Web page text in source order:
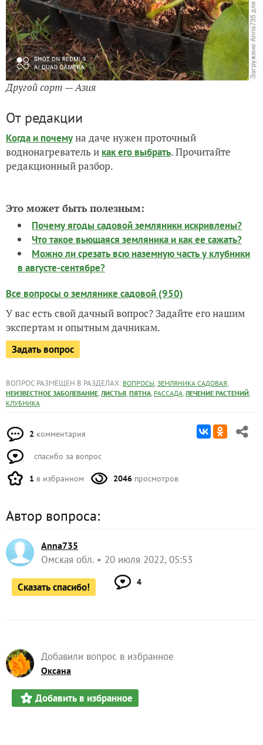
Другой сорт — Азия
От редакции
Когда и почемуна даче нужен проточный
воднонагреватель и как его выбрать. Прочитайте
редакционный разбор.
Это может быть полезным:
Почему ягоды садовой земляники искривлены?
Что такое вьющаяся земляника и как ее сажать?
Можно ли срезать всю наземную часть у клубники
в августе-сентябре?
Все вопросы о землянике садовой (950)
У вас есть свой дачный вопрос? Задайте его нашим
экспертам и опытным дачникам.
Задать вопрос
ВОПРОС РАЗМЕЩЕН В РАЗДЕЛАХ: ВОПРОСЫ, ЗЕМЛЯНИКА САДОВАЯ,
НЕИЗВЕСТНОЕ ЗАБОЛЕВАНИЕ, ЛИСТЬЯ, ПЯТНА, РАССАДА, ЛЕЧЕНИЕ РАСТЕНИЙ,
КЛУБНИКА
2 комментария
спасибо за вопрос
1 в избранном 2046 просмотров
Автор вопроса:
Anna735
Омская обл. 20 июля 2022, 05:53
Сказать спасибо! 4
Добавили вопрос в избранное
Оксана
Добавить в избранное